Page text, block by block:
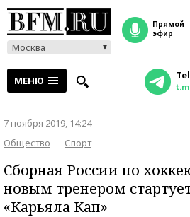
Москва
прямой
эфир
МЕНЮ
7 ноября 2019, 14:24
Общество
Спорт
Сборная России по
новым тренером
«Карьяла Кап»